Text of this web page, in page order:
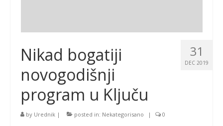
31
DEC 2019
Nikad bogatiji
novogodišnji
program u Ključu
by Urednik | posted in: Nekategorisano | 0